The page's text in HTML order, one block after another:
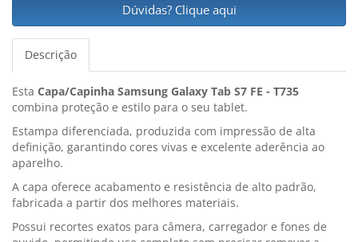
Dúvidas? Clique aqui
Descrição
Esta Capa/Capinha Samsung Galaxy Tab S7 FE - T735
combina proteção e estilo para o seu tablet.
Estampa diferenciada, produzida com impressão de alta
definição, garantindo cores vivas e excelente aderência ao
aparelho.
A capa oferece acabamento e resistência de alto padrão,
fabricada a partir dos melhores materiais.
Possui recortes exatos para câmera, carregador e fones de